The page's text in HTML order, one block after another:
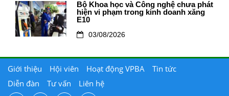
Bộ Khoa học và Công nghệ chưa phát
hiện vi phạm trong kinh doanh xăng
E10
03/08/2026
Giới thiệu Hội viên Hoạt động VPBA
Tin tức
Diễn đàn
Tư vấn Liên hệ